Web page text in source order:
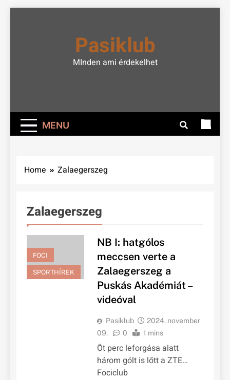
Pasiklub
MInden ami érdekelhet
MENU
Home Zalaegerszeg
Zalaegerszeg
FOCI
SPORTHÍREK
NB I: hatgólos
meccsen verte a
Zalaegerszeg a
Puskás Akadémiát –
videóval
Pasiklub
2024. november
09.
0 1 mins
Öt perc leforgása alatt
három gólt is lőtt a ZTE…
Fociclub